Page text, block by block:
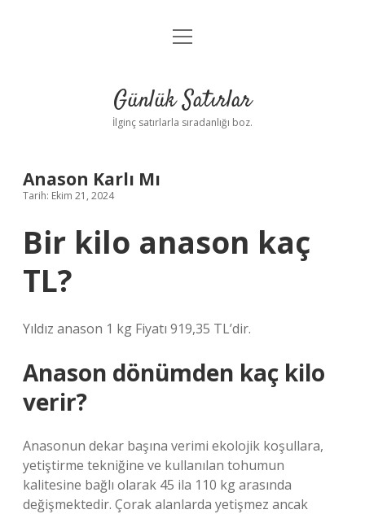
Anasayfa
Yasal Uyarı
menüyü
Günlük Satırlar
İlginç satırlarla sıradanlığı boz.
Anason Karlı Mı
Tarih: Ekim 21, 2024
Bir kilo anason kaç
TL?
Yıldız anason 1 kg Fiyatı 919,35 TL’dir.
Anason dönümden kaç kilo
verir?
Anasonun dekar başına verimi ekolojik koşullara,
yetiştirme tekniğine ve kullanılan tohumun
kalitesine bağlı olarak 45 ila 110 kg arasında
değişmektedir. Çorak alanlarda yetişmez ancak